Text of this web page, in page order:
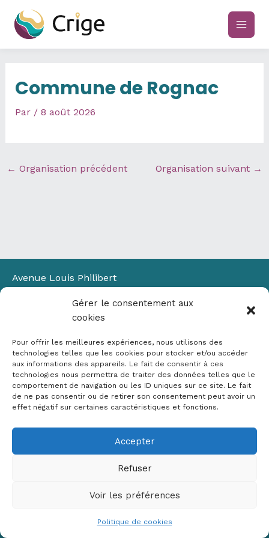
Gérer le consentement aux
cookies
Pour offrir les meilleures expériences, nous utilisons des
technologies telles que les cookies pour stocker et/ou accéder
aux informations des appareils. Le fait de consentir à ces
technologies nous permettra de traiter des données telles que le
comportement de navigation ou les ID uniques sur ce site. Le fait
de ne pas consentir ou de retirer son consentement peut avoir un
effet négatif sur certaines caractéristiques et fonctions.
Accepter
Refuser
Voir les préférences
Politique de cookies
contenu
main
Commune de Rognac
Par / 8 août 2026
← Organisation précédent Organisation suivant →
Avenue Louis Philibert
Bâtiment Laennec
13100 Aix-en-Provence
✉ contact@crige-paca.org
Mentions légales
RGPD
Copyright © 2026 Crige PACA